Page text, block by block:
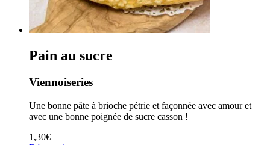
Pain au sucre
Viennoiseries
Une bonne pâte à brioche pétrie et façonnée avec amour et
avec une bonne poignée de sucre casson !
1,30€